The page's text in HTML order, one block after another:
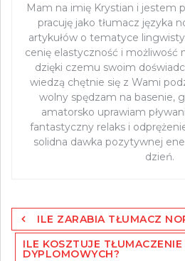
Mam na imię Krystian i jestem
pracuję jako tłumacz języka
artykułów o tematyce
cenię elastyczność i możliwość
dzięki czemu swoim
wiedzą chętnie się z Wami
wolny spędzam na basenie,
amatorsko uprawiam
fantastyczny relaks i
solidna dawka pozytywnej
dzień.
Nawigacja
wpisu
ILE ZARABIA TŁUMACZ
ILE KOSZTUJE TŁUMACZENIE
DYPLOMOWYCH?